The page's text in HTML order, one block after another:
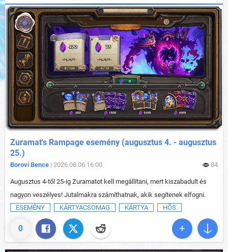
0
Zuramat's Rampage esemény (augusztus 4. - augusztus
25.)
Borovi Bence | 2026.08.06 16:00 84
Augusztus 4-től 25-ig Zuramatot kell megállítani, mert kiszabadult és
nagyon veszélyes! Jutalmakra számíthatnak, akik segítenek elfogni.
ESEMÉNY
KÁRTYACSOMAG KÁRTYA HŐS